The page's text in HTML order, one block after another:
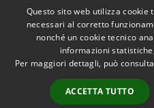
RSS
Accessibilità
Questo sito web utilizza
necessari al corretto
nonché un cookie tecnico
informazioni
Per maggiori dettagli, può
ACCETTA TUTTO